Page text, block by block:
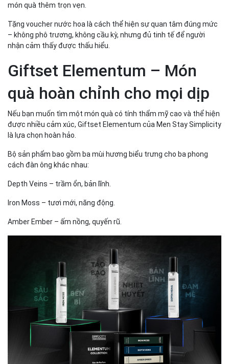
món quà thêm trọn vẹn.
Tặng voucher nước hoa là cách thể hiện sự quan tâm đúng mức
– không phô trương, không cầu kỳ, nhưng đủ tinh tế để người
nhận cảm thấy được thấu hiểu.
Giftset Elementum – Món
quà hoàn chỉnh cho mọi dịp
Nếu bạn muốn tìm một món quà có tính thẩm mỹ cao và thể hiện
được nhiều cảm xúc, Giftset Elementum của Men Stay Simplicity
là lựa chọn hoàn hảo.
Bộ sản phẩm bao gồm ba mùi hương biểu trưng cho ba phong
cách đàn ông khác nhau:
Depth Veins – trầm ổn, bản lĩnh.
Iron Moss – tươi mới, năng động.
Amber Ember – ấm nồng, quyến rũ.